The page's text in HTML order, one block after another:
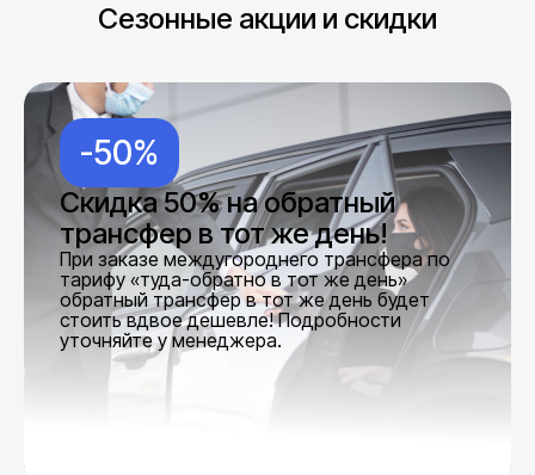
Сезонные акции и скидки
-50%
Скидка 50% на обратный
трансфер в тот же день!
При заказе междугороднего трансфера по
тарифу «туда-обратно в тот же день»
обратный трансфер в тот же день будет
стоить вдвое дешевле! Подробности
уточняйте у менеджера.